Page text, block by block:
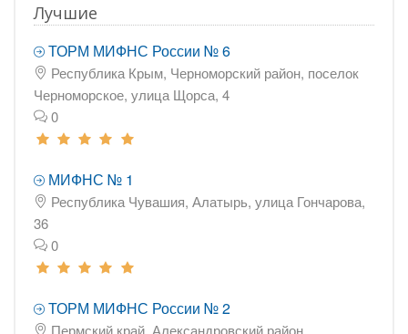
Лучшие
ТОРМ МИФНС России № 6
Республика Крым, Черноморский район, поселок
Черноморское, улица Щорса, 4
0
МИФНС № 1
Республика Чувашия, Алатырь, улица Гончарова,
36
0
ТОРМ МИФНС России № 2
Пермский край, Александровский район,